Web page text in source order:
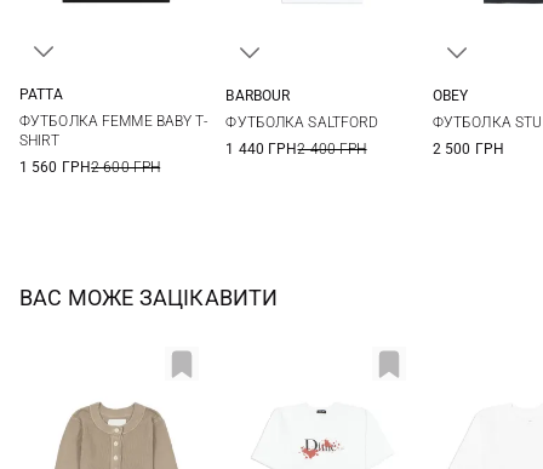
PATTA
ФУТБОЛКА FEMME BABY T-
SHIRT
1 560 ГРН2 600 ГРН
BARBOUR
ФУТБОЛКА SALTFORD
1 440 ГРН2 400 ГРН
OBEY
ФУТБОЛКА
2 500 ГРН
ВАС МОЖЕ ЗАЦІКАВИТИ